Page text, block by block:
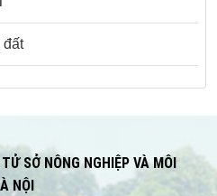
đất
SỞ NÔNG NGHIỆP VÀ MÔI
NỘI